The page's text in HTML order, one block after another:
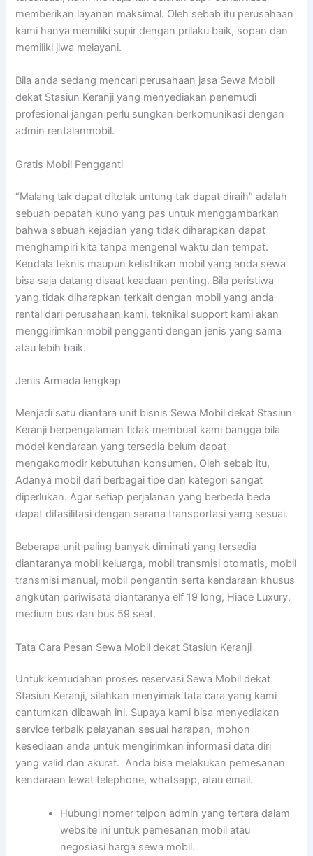
memberikan layanan maksimal. Oleh sebab itu perusahaan
kami hanya memiliki supir dengan prilaku baik, sopan dan
memiliki jiwa melayani.
Bila anda sedang mencari perusahaan jasa Sewa Mobil
dekat Stasiun Keranji yang menyediakan penemudi
profesional jangan perlu sungkan berkomunikasi dengan
admin rentalanmobil.
Gratis Mobil Pengganti
“Malang tak dapat ditolak untung tak dapat diraih” adalah
sebuah pepatah kuno yang pas untuk menggambarkan
bahwa sebuah kejadian yang tidak diharapkan dapat
menghampiri kita tanpa mengenal waktu dan tempat.
Kendala teknis maupun kelistrikan mobil yang anda sewa
bisa saja datang disaat keadaan penting. Bila peristiwa
yang tidak diharapkan terkait dengan mobil yang anda
rental dari perusahaan kami, teknikal support kami akan
menggirimkan mobil pengganti dengan jenis yang sama
atau lebih baik.
Jenis Armada lengkap
Menjadi satu diantara unit bisnis Sewa Mobil dekat Stasiun
Keranji berpengalaman tidak membuat kami bangga bila
model kendaraan yang tersedia belum dapat
mengakomodir kebutuhan konsumen. Oleh sebab itu,
Adanya mobil dari berbagai tipe dan kategori sangat
diperlukan. Agar setiap perjalanan yang berbeda beda
dapat difasilitasi dengan sarana transportasi yang sesuai.
Beberapa unit paling banyak diminati yang tersedia
diantaranya mobil keluarga, mobil transmisi otomatis, mobil
transmisi manual, mobil pengantin serta kendaraan khusus
angkutan pariwisata diantaranya elf 19 long, Hiace Luxury,
medium bus dan bus 59 seat.
Tata Cara Pesan Sewa Mobil dekat Stasiun Keranji
Untuk kemudahan proses reservasi Sewa Mobil dekat
Stasiun Keranji, silahkan menyimak tata cara yang kami
cantumkan dibawah ini. Supaya kami bisa menyediakan
service terbaik pelayanan sesuai harapan, mohon
kesediaan anda untuk mengirimkan informasi data diri
yang valid dan akurat. Anda bisa melakukan pemesanan
kendaraan lewat telephone, whatsapp, atau email.
Hubungi nomer telpon admin yang tertera dalam
website ini untuk pemesanan mobil atau
negosiasi harga sewa mobil.